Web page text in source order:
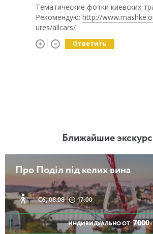
Тематические фотки киевских
Рекомендую: http://
ures/allcars/
Ответить
Ближайшие
Про Поділ під келих вина
Сб, 08.08 17:00
ИНДИВИДУАЛЬНО ОТ 7000